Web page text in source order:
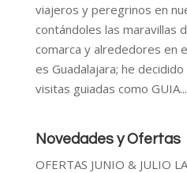
viajeros y peregrinos en
contándoles las maravillas
comarca y alrededores en
es Guadalajara; he
visitas guiadas como GUIA...
Novedades y Ofertas
OFERTAS JUNIO & JULIO